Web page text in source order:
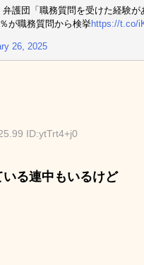
弁護団「職務質問を受けた経験
が職務質問から検挙https://t.co/
26, 2025
ID:ytTrt4+j0
る連中もいるけど